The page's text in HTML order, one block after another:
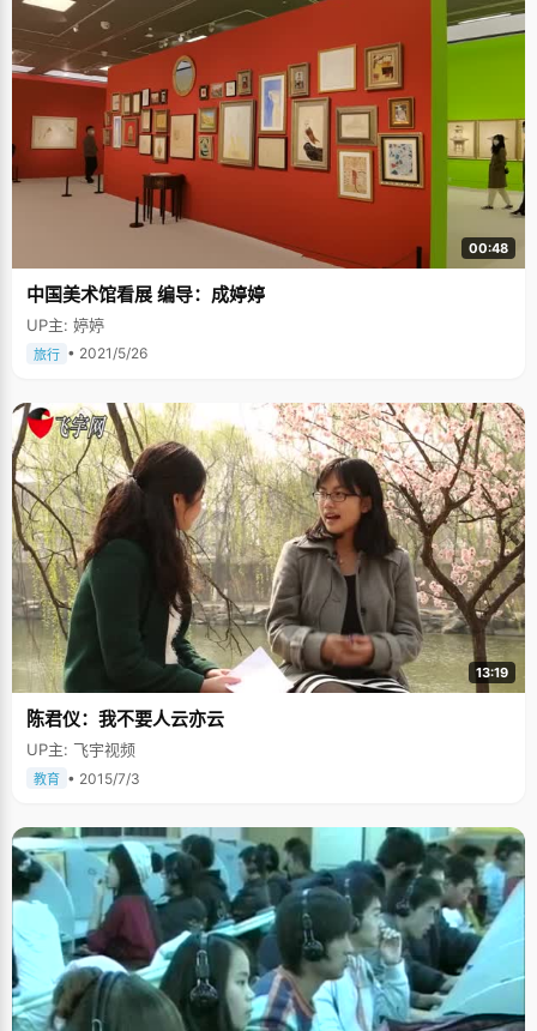
00:48
中国美术馆看展 编导：成婷婷
UP主: 婷婷
旅行 • 2021/5/26
13:19
陈君仪：我不要人云亦云
UP主: 飞宇视频
教育 • 2015/7/3